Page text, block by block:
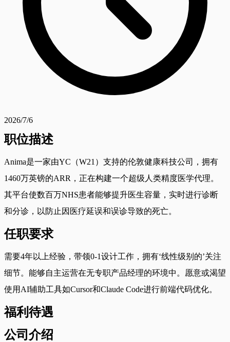
2026/7/6
职位描述
Anima是一家由YC（W21）支持的伦敦健康科技公司，拥有
1460万英镑的ARR，正在构建一个超级人类精度医学代理。
其平台使数百万NHS患者能够提升医生容量，实时进行诊断
和分诊，以防止因医疗延误和误诊导致的死亡。
任职要求
需要4年以上经验，带领0-1设计工作，拥有‘线性级别的’关注
细节。能够自主运营在无专职产品经理的环境中。愿意或渴望
使用AI辅助工具如Cursor和Claude Code进行前端代码优化。
福利待遇
公司介绍